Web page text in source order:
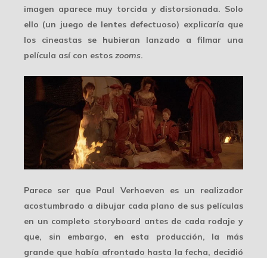
imagen aparece muy torcida y distorsionada. Solo
ello (un juego de lentes defectuoso) explicaría que
los cineastas se hubieran lanzado a filmar una
película así con estos zooms.
Parece ser que Paul Verhoeven es un realizador
acostumbrado a dibujar cada plano de sus películas
en un completo storyboard antes de cada rodaje y
que, sin embargo, en esta producción, la más
grande que había afrontado hasta la fecha, decidió